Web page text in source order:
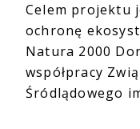
Celem projektu
ochronę
Natura 2000
współpracy
Śródlądowego